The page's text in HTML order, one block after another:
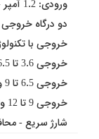
شارژ سریع -